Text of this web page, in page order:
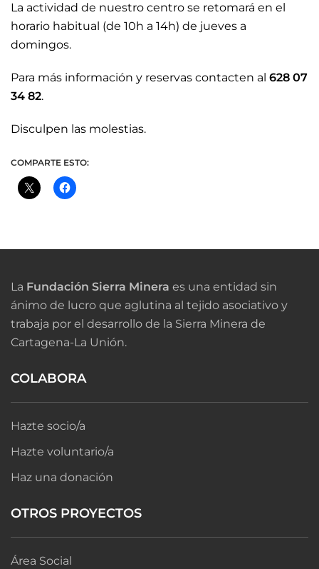
La actividad de nuestro centro se retomará en el
horario habitual (de 10h a 14h) de jueves a
domingos.
Para más información y reservas contacten al 628 07
34 82.
Disculpen las molestias.
COMPARTE ESTO:
La Fundación Sierra Minera es una entidad sin
ánimo de lucro que aglutina al tejido asociativo y
trabaja por el desarrollo de la Sierra Minera de
Cartagena-La Unión.
COLABORA
Hazte socio/a
Hazte voluntario/a
Haz una donación
OTROS PROYECTOS
Área Social